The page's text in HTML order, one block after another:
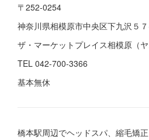
〒252-0254
神奈川県相模原市中央区下九沢５７
ザ・マーケットプレイス相模原（
TEL 042-700-3366
基本無休
橋本駅周辺でヘッドスパ、縮毛矯